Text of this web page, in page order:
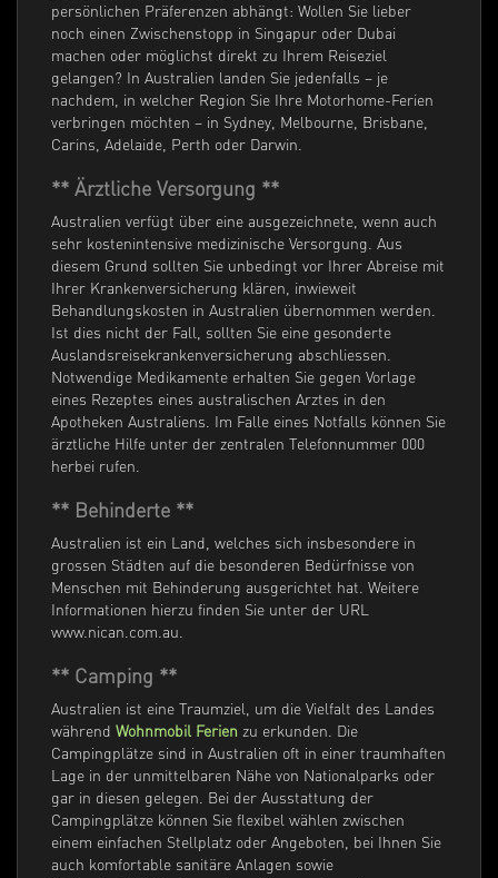
persönlichen Präferenzen abhängt: Wollen Sie lieber
noch einen Zwischenstopp in Singapur oder Dubai
machen oder möglichst direkt zu Ihrem Reiseziel
gelangen? In Australien landen Sie jedenfalls – je
nachdem, in welcher Region Sie Ihre Motorhome-Ferien
verbringen möchten – in Sydney, Melbourne, Brisbane,
Carins, Adelaide, Perth oder Darwin.
** Ärztliche Versorgung **
Australien verfügt über eine ausgezeichnete, wenn auch
sehr kostenintensive medizinische Versorgung. Aus
diesem Grund sollten Sie unbedingt vor Ihrer Abreise mit
Ihrer Krankenversicherung klären, inwieweit
Behandlungskosten in Australien übernommen werden.
Ist dies nicht der Fall, sollten Sie eine gesonderte
Auslandsreisekrankenversicherung abschliessen.
Notwendige Medikamente erhalten Sie gegen Vorlage
eines Rezeptes eines australischen Arztes in den
Apotheken Australiens. Im Falle eines Notfalls können Sie
ärztliche Hilfe unter der zentralen Telefonnummer 000
herbei rufen.
** Behinderte **
Australien ist ein Land, welches sich insbesondere in
grossen Städten auf die besonderen Bedürfnisse von
Menschen mit Behinderung ausgerichtet hat. Weitere
Informationen hierzu finden Sie unter der URL
www.nican.com.au.
** Camping **
Australien ist eine Traumziel, um die Vielfalt des Landes
während Wohnmobil Ferien zu erkunden. Die
Campingplätze sind in Australien oft in einer traumhaften
Lage in der unmittelbaren Nähe von Nationalparks oder
gar in diesen gelegen. Bei der Ausstattung der
Campingplätze können Sie flexibel wählen zwischen
einem einfachen Stellplatz oder Angeboten, bei Ihnen Sie
auch komfortable sanitäre Anlagen sowie